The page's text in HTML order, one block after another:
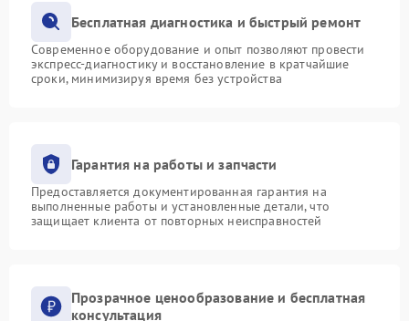
Бесплатная диагностика и быстрый ремонт
Современное оборудование и опыт позволяют провести
экспресс-диагностику и восстановление в кратчайшие
сроки, минимизируя время без устройства
Гарантия на работы и запчасти
Предоставляется документированная гарантия на
выполненные работы и установленные детали, что
защищает клиента от повторных неисправностей
Прозрачное ценообразование и бесплатная
консультация